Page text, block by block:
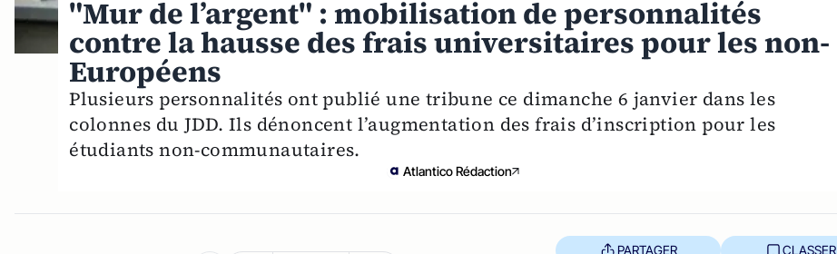
"Mur de l’argent" : mobilisation de personnalités
contre la hausse des frais universitaires pour les non-
Européens
Plusieurs personnalités ont publié une tribune ce dimanche 6 janvier dans les
colonnes du JDD. Ils dénoncent l’augmentation des frais d’inscription pour les
étudiants non-communautaires.
Atlantico Rédaction
PARTAGER CLASSER